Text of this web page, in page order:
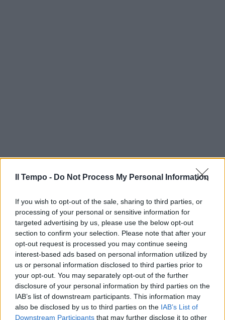
Il Tempo - Do Not Process My Personal Information
If you wish to opt-out of the sale, sharing to third parties, or
processing of your personal or sensitive information for
targeted advertising by us, please use the below opt-out
section to confirm your selection. Please note that after your
opt-out request is processed you may continue seeing
interest-based ads based on personal information utilized by
us or personal information disclosed to third parties prior to
your opt-out. You may separately opt-out of the further
disclosure of your personal information by third parties on the
IAB’s list of downstream participants. This information may
also be disclosed by us to third parties on the IAB’s List of
Downstream Participants that may further disclose it to other
In evidenza